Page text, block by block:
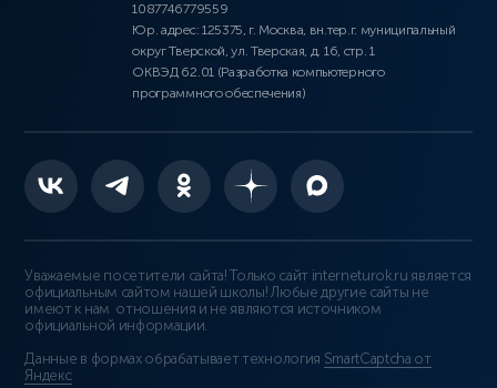
1087746779559
Юр. адрес: 125375, г. Москва, вн.тер.г. муниципальный
округ Тверской, ул. Тверская, д. 16, стр. 1
ОКВЭД 62.01 (Разработка компьютерного
программного обеспечения)
Уважаемые посетители сайта! Только сайт interneturok.ru является
официальным сайтом нашей школы! Любые другие сайты не
имеют к нам отношения и не являются источником
официальной информации.
Данные в формах обрабатывает технология SmartCaptcha от
Яндекс